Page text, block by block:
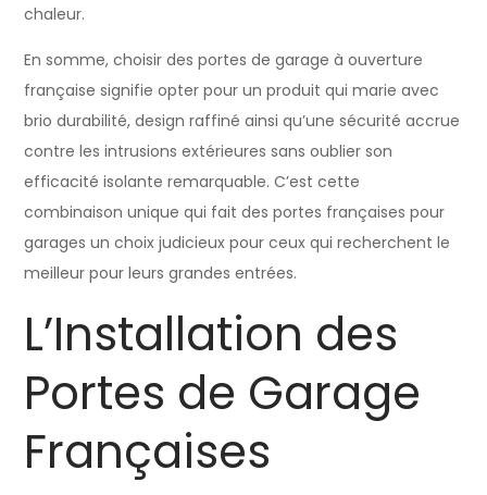
chaleur.
En somme, choisir des portes de garage à ouverture
française signifie opter pour un produit qui marie avec
brio durabilité, design raffiné ainsi qu’une sécurité accrue
contre les intrusions extérieures sans oublier son
efficacité isolante remarquable. C’est cette
combinaison unique qui fait des portes françaises pour
garages un choix judicieux pour ceux qui recherchent le
meilleur pour leurs grandes entrées.
L’Installation des
Portes de Garage
Françaises